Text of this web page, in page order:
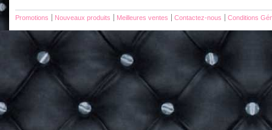
Promotions Nouveaux produits Meilleures ventes Contactez-nous Conditions